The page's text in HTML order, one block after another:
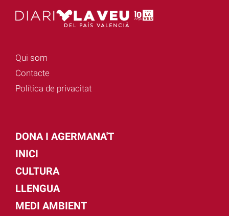
Qui som
Contacte
Política de privacitat
DONA I AGERMANA'T
INICI
CULTURA
LLENGUA
MEDI AMBIENT